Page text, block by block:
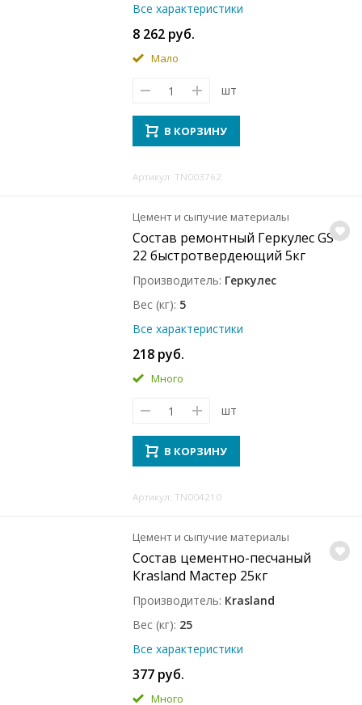
Все характеристики
8 262 руб.
Мало
шт
В КОРЗИНУ
Артикул: TN003762
Цемент и сыпучие материалы
Состав ремонтный Геркулес GS-
22 быстротвердеющий 5кг
Производитель Геркулес
Вес (кг) 5
Все характеристики
218 руб.
Много
шт
В КОРЗИНУ
Артикул: TN004210
Цемент и сыпучие материалы
Состав цементно-песчаный
Кrasland Мастер 25кг
Производитель Кrasland
Вес (кг) 25
Все характеристики
377 руб.
Много